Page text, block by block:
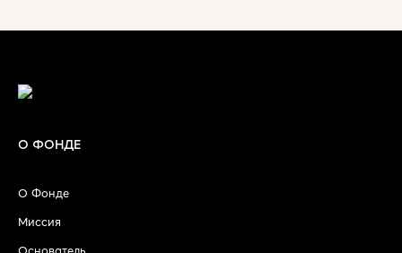
О ФОНДЕ
О Фонде
Миссия